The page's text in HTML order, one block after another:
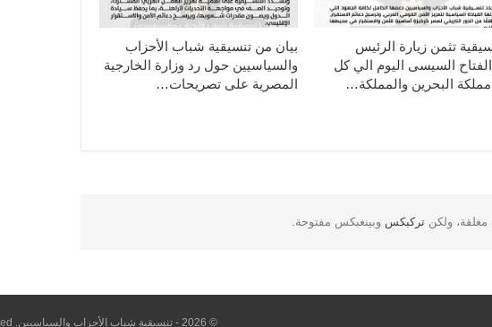
بيان من تنسيقية شباب الأحزاب
والسياسيين حول رد وزارة الخارجية
المصرية على تصريحات…
تثمن زيارة الرئيس
السيسى اليوم الي كل
البحرين والمملكة…
مغلقة، ولكنتركبكسوبينغبكس مفتوحة.
© 2026 - تنسيقية شباب الأحزاب والسياسيين. All Rights Reserved.